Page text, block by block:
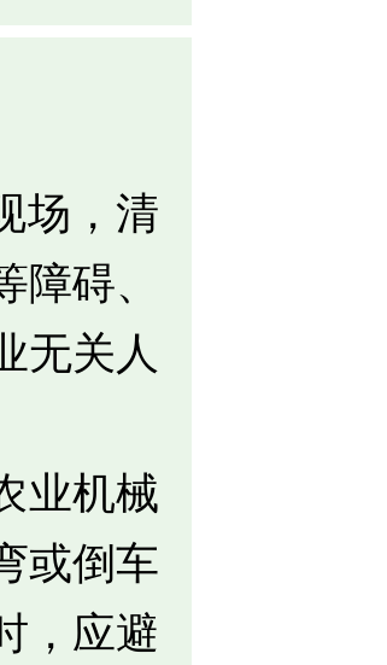
场，清
碍、
无关人
业机械
或倒车
，应避